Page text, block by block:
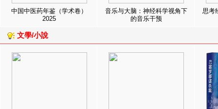
中国中医药年鉴（学术卷）
2025
音乐与大脑：神经科学视角下
的音乐干预
思考
文學/小說